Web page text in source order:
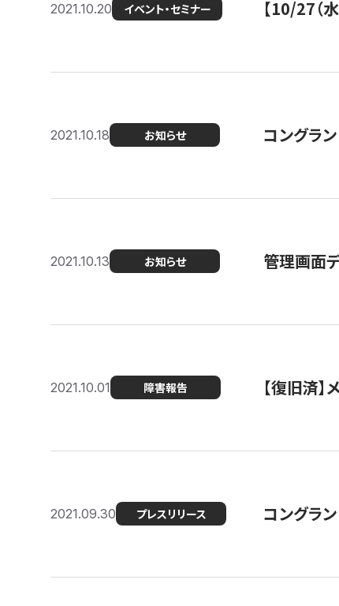
2021.10.20 イベント・セミナー 【10/27（
2021.10.18 お知らせ コングラ
2021.10.13 お知らせ 管理画面
2021.10.01 障害報告 【復旧済
2021.09.30 プレスリリース コングラ